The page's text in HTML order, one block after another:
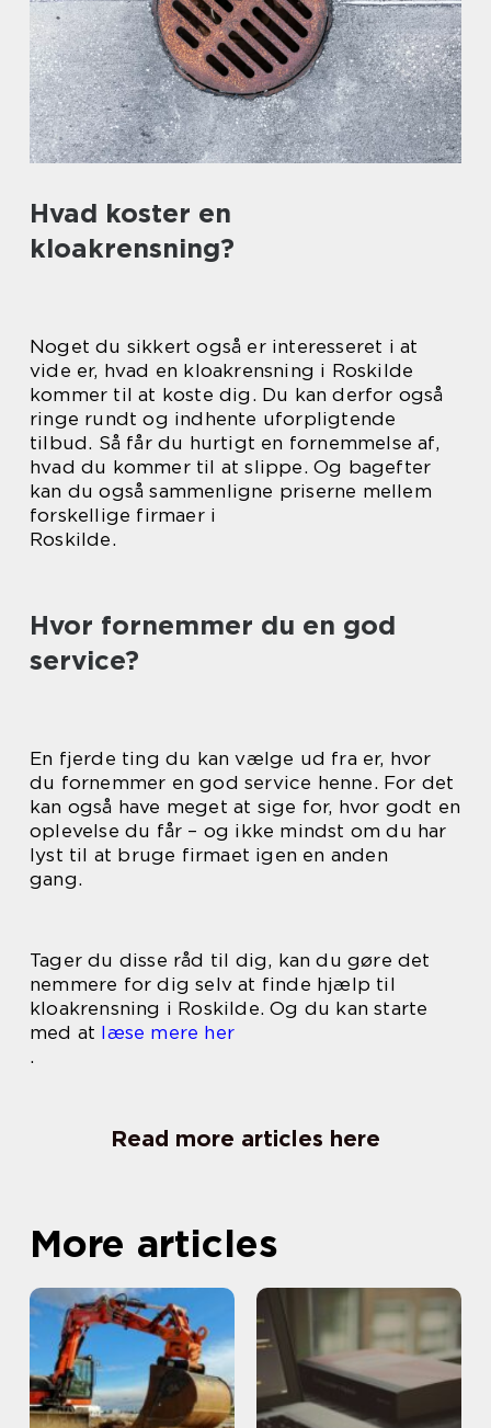
Hvad koster en
kloakrensning?
Noget du sikkert også er interesseret i at
vide er, hvad en kloakrensning i Roskilde
kommer til at koste dig. Du kan derfor også
ringe rundt og indhente uforpligtende
tilbud. Så får du hurtigt en fornemmelse af,
hvad du kommer til at slippe. Og bagefter
kan du også sammenligne priserne mellem
forskellige firmaer i
Roskilde.
Hvor fornemmer du en god
service?
En fjerde ting du kan vælge ud fra er, hvor
du fornemmer en god service henne. For det
kan også have meget at sige for, hvor godt en
oplevelse du får – og ikke mindst om du har
lyst til at bruge firmaet igen en anden
gang.
Tager du disse råd til dig, kan du gøre det
nemmere for dig selv at finde hjælp til
kloakrensning i Roskilde. Og du kan starte
med at læse mere her
.
Read more articles here
More articles